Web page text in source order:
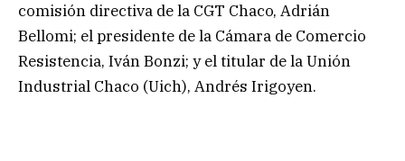
comisión directiva de la CGT Chaco, Adrián
Bellomi; el presidente de la Cámara de Comercio
Resistencia, Iván Bonzi; y el titular de la Unión
Industrial Chaco (Uich), Andrés Irigoyen.